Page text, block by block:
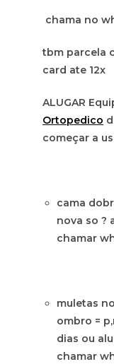
chama no
tbm parcela
card ate 12x
ALUGAR
Ortopedico
começar a
cama
nova so ?
chamar
muletas
ombro =
dias ou
chamar